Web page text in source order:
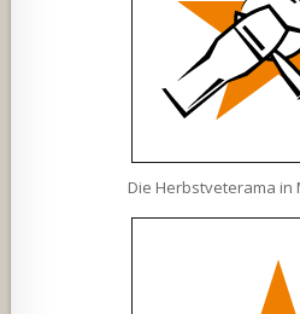
Die Herbstveterama in